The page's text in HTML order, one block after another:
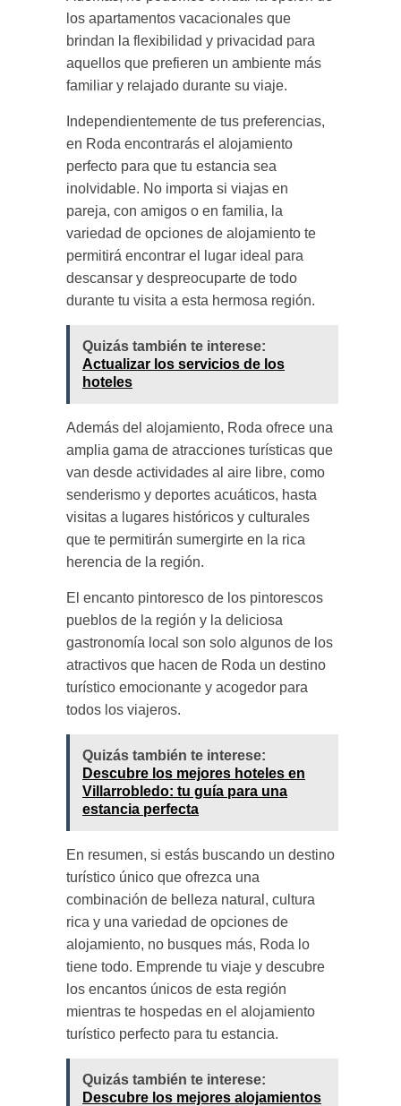
los apartamentos vacacionales que
brindan la flexibilidad y privacidad para
aquellos que prefieren un ambiente más
familiar y relajado durante su viaje.
Independientemente de tus preferencias,
en Roda encontrarás el alojamiento
perfecto para que tu estancia sea
inolvidable. No importa si viajas en
pareja, con amigos o en familia, la
variedad de opciones de alojamiento te
permitirá encontrar el lugar ideal para
descansar y despreocuparte de todo
durante tu visita a esta hermosa región.
Quizás también te interese:
Actualizar los servicios de los
hoteles
Además del alojamiento, Roda ofrece una
amplia gama de atracciones turísticas que
van desde actividades al aire libre, como
senderismo y deportes acuáticos, hasta
visitas a lugares históricos y culturales
que te permitirán sumergirte en la rica
herencia de la región.
El encanto pintoresco de los pintorescos
pueblos de la región y la deliciosa
gastronomía local son solo algunos de los
atractivos que hacen de Roda un destino
turístico emocionante y acogedor para
todos los viajeros.
Quizás también te interese:
Descubre los mejores hoteles en
Villarrobledo: tu guía para una
estancia perfecta
En resumen, si estás buscando un destino
turístico único que ofrezca una
combinación de belleza natural, cultura
rica y una variedad de opciones de
alojamiento, no busques más, Roda lo
tiene todo. Emprende tu viaje y descubre
los encantos únicos de esta región
mientras te hospedas en el alojamiento
turístico perfecto para tu estancia.
Quizás también te interese:
Descubre los mejores alojamientos